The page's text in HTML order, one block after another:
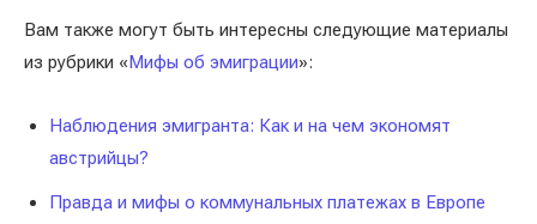
Вам также могут быть интересны следующие материалы
из рубрики «Мифы об эмиграции»:
Наблюдения эмигранта: Как и на чем экономят
австрийцы?
Правда и мифы о коммунальных платежах в Европе